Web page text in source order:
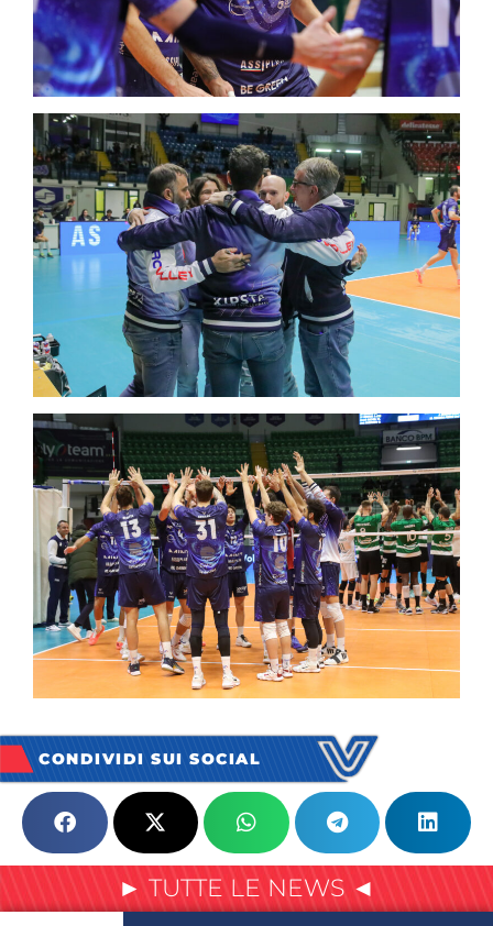
CONDIVIDI SUI SOCIAL
► TUTTE LE NEWS ◄